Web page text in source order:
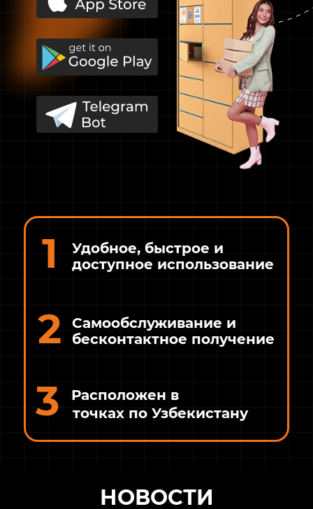
Удобное, быстрое и
доступное использование
1
Самообслуживание и
бесконтактное получение
2
Расположен в
3 точках по Узбекистану
НОВОСТИ